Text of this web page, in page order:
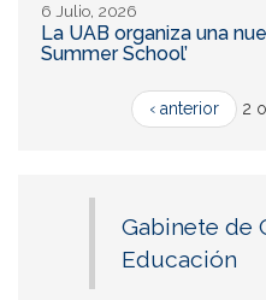
6 Julio, 2026
La UAB organiza una
Summer School’
‹ anterior 2
Gabinete de
Educación